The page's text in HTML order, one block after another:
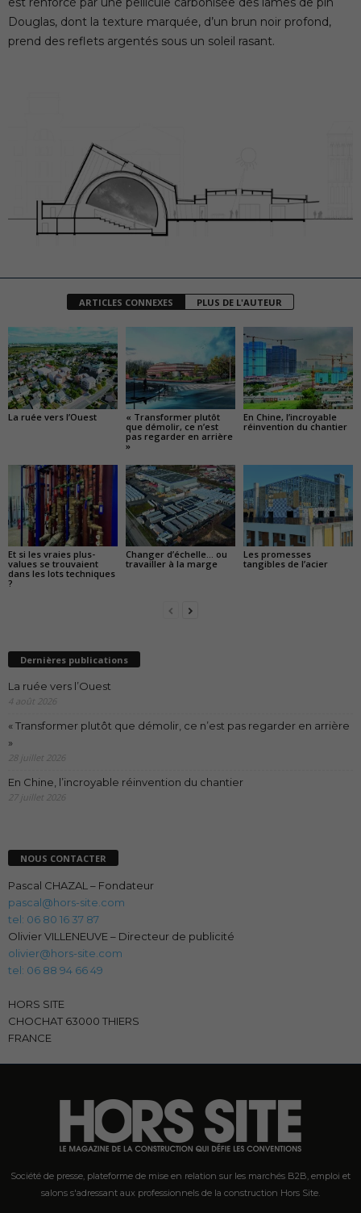
Douglas, dont la texture marquée, d’un brun noir profond,
prend des reflets argentés sous un soleil rasant.
ARTICLES CONNEXES PLUS DE L'AUTEUR
La ruée vers l’Ouest
« Transformer plutôt
que démolir, ce n’est
pas regarder en arrière
»
En Chine, l’incroyable
réinvention du chantier
Et si les vraies plus-
values se trouvaient
dans les lots techniques
?
Changer d’échelle… ou
travailler à la marge
Les promesses
tangibles de l’acier
Dernières publications
La ruée vers l’Ouest
4 août 2026
« Transformer plutôt que démolir, ce n’est pas regarder en arrière
»
28 juillet 2026
En Chine, l’incroyable réinvention du chantier
27 juillet 2026
NOUS CONTACTER
Pascal CHAZAL – Fondateur
pascal@hors-site.com
tel: 06 80 16 37 87
Olivier VILLENEUVE – Directeur de publicité
olivier@hors-site.com
tel: 06 88 94 66 49
HORS SITE
CHOCHAT 63000 THIERS
FRANCE
Société de presse, plateforme de mise en relation sur les marchés B2B, emploi et
salons s'adressant aux professionnels de la construction Hors Site.